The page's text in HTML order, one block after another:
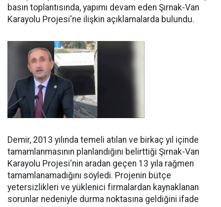
basın toplantısında, yapımı devam eden Şırnak-Van
Karayolu Projesi'ne ilişkin açıklamalarda bulundu.
Demir, 2013 yılında temeli atılan ve birkaç yıl içinde
tamamlanmasının planlandığını belirttiği Şırnak-Van
Karayolu Projesi'nin aradan geçen 13 yıla rağmen
tamamlanamadığını söyledi. Projenin bütçe
yetersizlikleri ve yüklenici firmalardan kaynaklanan
sorunlar nedeniyle durma noktasına geldiğini ifade